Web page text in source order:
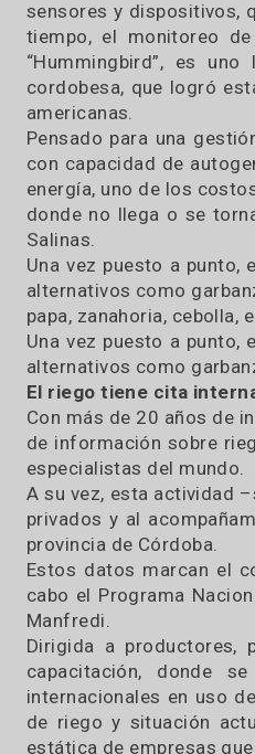
innovación
promover una eficaz
conjunción público-
En esta línea, el
privado,
riego, semilleras,
El módulo tiene un
sensores y
tiempo, el monitoreo
“Hummingbird”, es
cordobesa, que logró
americanas.
Pensado para una
con capacidad de
energía, uno de los
donde no llega o se
Salinas.
Una vez puesto a
alternativos como
papa, zanahoria,
Una vez puesto a
alternativos como
El riego tiene cita
Con más de 20 años
de información sobre
especialistas del
A su vez, esta